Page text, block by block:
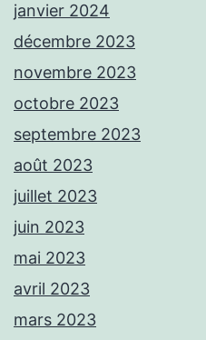
janvier 2024
décembre 2023
novembre 2023
octobre 2023
septembre 2023
août 2023
juillet 2023
juin 2023
mai 2023
avril 2023
mars 2023